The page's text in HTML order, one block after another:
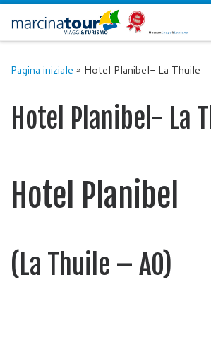
Passa al contenuto
Pagina iniziale » Hotel Planibel- La Thuile
Hotel Planibel- La
Hotel Planibel
(La Thuile – AO)